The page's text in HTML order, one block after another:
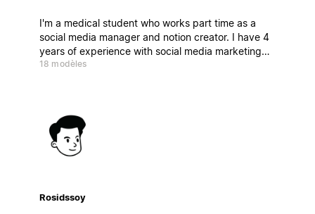
I'm a medical student who works part time as a
social media manager and notion creator. I have 4
years of experience with social media marketing
and my main aim is to help people stay productive
18 modèles
Rosidssoy